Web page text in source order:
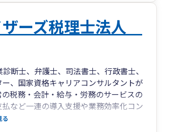
ーズ税理士法人
断士、弁護士、司法書士、行政書士、
、国家資格キャリアコンサルタントが
税務・会計・給与・労務のサービスの
など一連の導入支援や業務効率化コン
金、資金調達など)を着手金なしの成
る